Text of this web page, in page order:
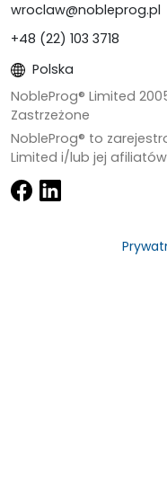
wroclaw@nobleprog.pl
+48 (22) 103 3718
Polska
NobleProg® Limited
Zastrzeżone
NobleProg® to
Limited i/lub jej